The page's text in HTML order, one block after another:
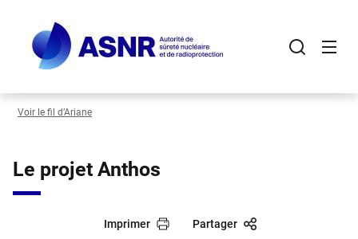
contenu
principal
Voir le fil d’Ariane
Le projet Anthos
Imprimer Partager